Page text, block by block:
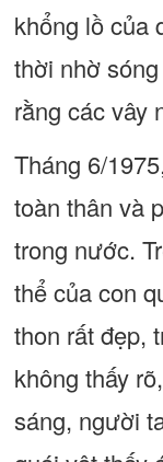
khổng lồ của
thời nhờ
rằng các vây
Tháng 6/
toàn thân và
trong nước.
thể của con
thon rất đẹp,
không thấy
sáng, người